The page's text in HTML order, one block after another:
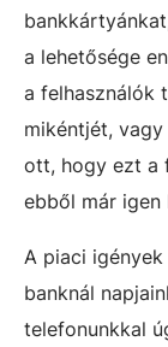
a lehetősége
a felhasználók
mikéntjét,
ott, hogy ezt a
ebből már igen
A piaci
banknál
telefonunkkal